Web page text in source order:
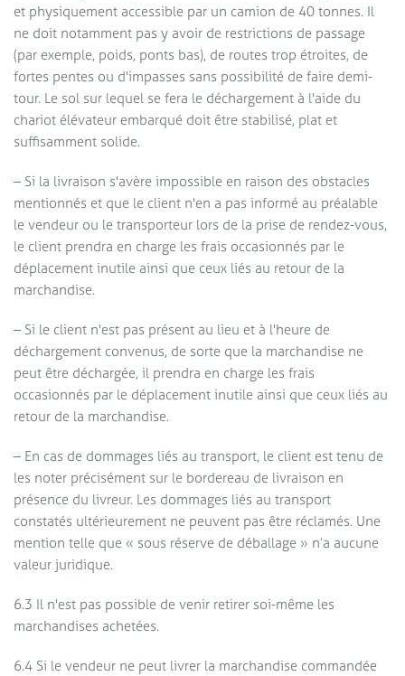
et physiquement accessible par un camion de 40 tonnes. Il
ne doit notamment pas y avoir de restrictions de passage
(par exemple, poids, ponts bas), de routes trop étroites, de
fortes pentes ou d'impasses sans possibilité de faire demi-
tour. Le sol sur lequel se fera le déchargement à l'aide du
chariot élévateur embarqué doit être stabilisé, plat et
suffisamment solide.
– Si la livraison s'avère impossible en raison des obstacles
mentionnés et que le client n'en a pas informé au préalable
le vendeur ou le transporteur lors de la prise de rendez-vous,
le client prendra en charge les frais occasionnés par le
déplacement inutile ainsi que ceux liés au retour de la
marchandise.
– Si le client n'est pas présent au lieu et à l'heure de
déchargement convenus, de sorte que la marchandise ne
peut être déchargée, il prendra en charge les frais
occasionnés par le déplacement inutile ainsi que ceux liés au
retour de la marchandise.
– En cas de dommages liés au transport, le client est tenu de
les noter précisément sur le bordereau de livraison en
présence du livreur. Les dommages liés au transport
constatés ultérieurement ne peuvent pas être réclamés. Une
mention telle que « sous réserve de déballage » n’a aucune
valeur juridique.
6.3 Il n'est pas possible de venir retirer soi-même les
marchandises achetées.
6.4 Si le vendeur ne peut livrer la marchandise commandée